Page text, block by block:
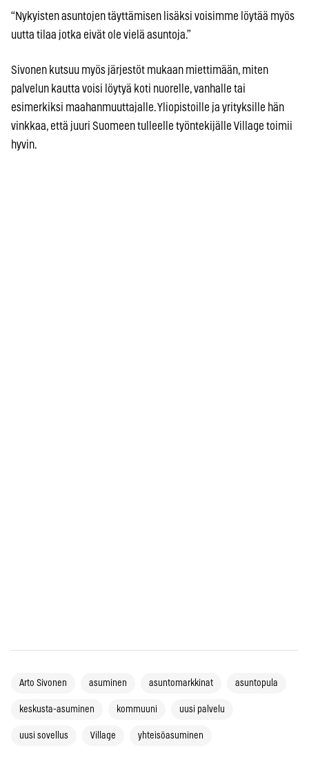
“Nykyisten asuntojen täyttämisen lisäksi voisimme löytää myös
uutta tilaa jotka eivät ole vielä asuntoja.”
Sivonen kutsuu myös järjestöt mukaan miettimään, miten
palvelun kautta voisi löytyä koti nuorelle, vanhalle tai
esimerkiksi maahanmuuttajalle. Yliopistoille ja yrityksille hän
vinkkaa, että juuri Suomeen tulleelle työntekijälle Village toimii
hyvin.
Arto Sivonen asuminen asuntomarkkinat asuntopula
keskusta-asuminen kommuuni uusi palvelu
uusi sovellus Village yhteisöasuminen